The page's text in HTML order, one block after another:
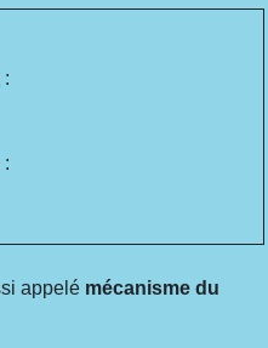
:
:
appelé mécanisme du